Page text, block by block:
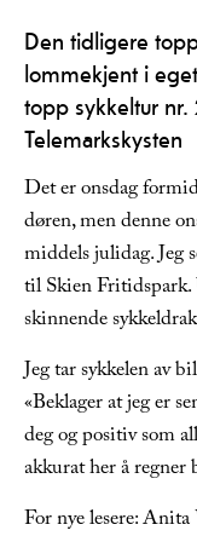
Den tidligere
lommekjent i
topp sykkeltur
Telemarkskysten
Det er onsdag
døren, men denne
middels julidag. Jeg
til Skien Fritidspark.
skinnende
Jeg tar sykkelen av
«Beklager at jeg er
deg og positiv som
akkurat her å
For nye lesere: